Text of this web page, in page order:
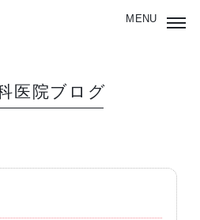
医院ブログ